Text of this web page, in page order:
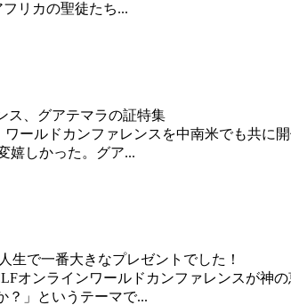
リカの聖徒たち...
ス、グアテマラの証特集
ワールドカンファレンスを中南米でも共に
嬉しかった。グア...
生で一番大きなプレゼントでした！
オンラインワールドカンファレンスが神の
？」というテーマで...